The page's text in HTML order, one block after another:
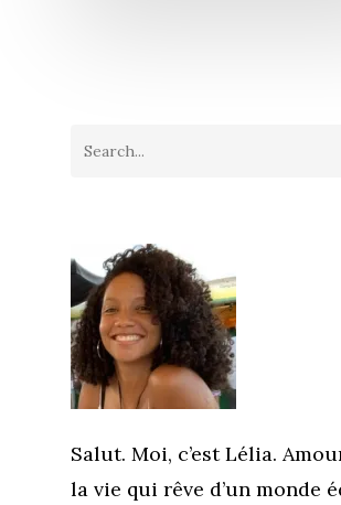
Salut. Moi, c’est Lélia.
la vie qui rêve d’un monde